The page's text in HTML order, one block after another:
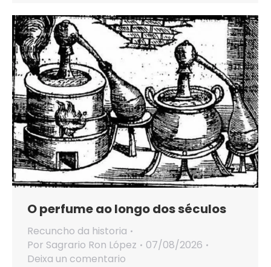
O perfume ao longo dos séculos
Recuncho da historia
Por Sagrario Ron López
07/08/2026
Deixa un comentario